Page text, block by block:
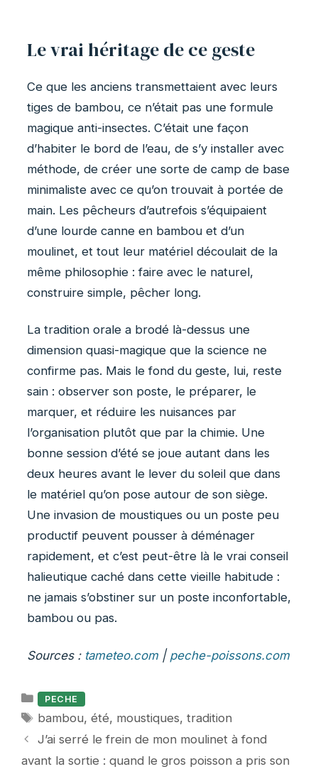
Le vrai héritage de ce geste
Ce que les anciens transmettaient avec leurs
tiges de bambou, ce n’était pas une formule
magique anti-insectes. C’était une façon
d’habiter le bord de l’eau, de s’y installer avec
méthode, de créer une sorte de camp de base
minimaliste avec ce qu’on trouvait à portée de
main. Les pêcheurs d’autrefois s’équipaient
d’une lourde canne en bambou et d’un
moulinet, et tout leur matériel découlait de la
même philosophie : faire avec le naturel,
construire simple, pêcher long.
La tradition orale a brodé là-dessus une
dimension quasi-magique que la science ne
confirme pas. Mais le fond du geste, lui, reste
sain : observer son poste, le préparer, le
marquer, et réduire les nuisances par
l’organisation plutôt que par la chimie. Une
bonne session d’été se joue autant dans les
deux heures avant le lever du soleil que dans
le matériel qu’on pose autour de son siège.
Une invasion de moustiques ou un poste peu
productif peuvent pousser à déménager
rapidement, et c’est peut-être là le vrai conseil
halieutique caché dans cette vieille habitude :
ne jamais s’obstiner sur un poste inconfortable,
bambou ou pas.
Sources : tameteo.com | peche-poissons.com
Catégories
PECHE
Étiquettes
bambou,été, moustiques,tradition
J’ai serré le frein de mon moulinet à fond
avant la sortie : quand le gros poisson a pris son